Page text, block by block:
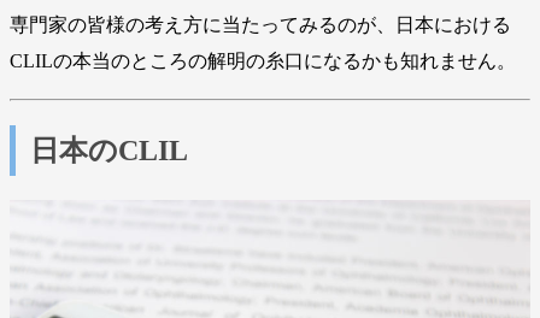
専門家の皆様の考え方に当たってみるのが、日本における
CLILの本当のところの解明の糸口になるかも知れません。
日本のCLIL